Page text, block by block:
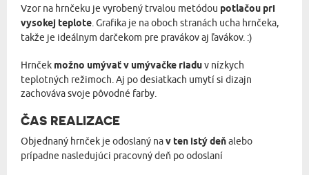
Vzor na hrnčeku je vyrobený trvalou metódou potlačou pri
vysokej teplote. Grafika je na oboch stranách ucha hrnčeka,
takže je ideálnym darčekom pre pravákov aj ľavákov. :)
Hrnček možno umývať v umývačke riaduv nízkych
teplotných režimoch. Aj po desiatkach umytí si dizajn
zachováva svoje pôvodné farby.
ČAS REALIZACE
Objednaný hrnček je odoslaný nav ten istý deňalebo
prípadne nasledujúci pracovný deň po odoslaní